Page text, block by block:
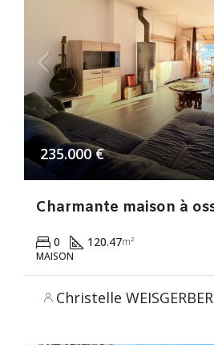
235.000 €
0 120.47m²
MAISON
Christelle WEISGERBER